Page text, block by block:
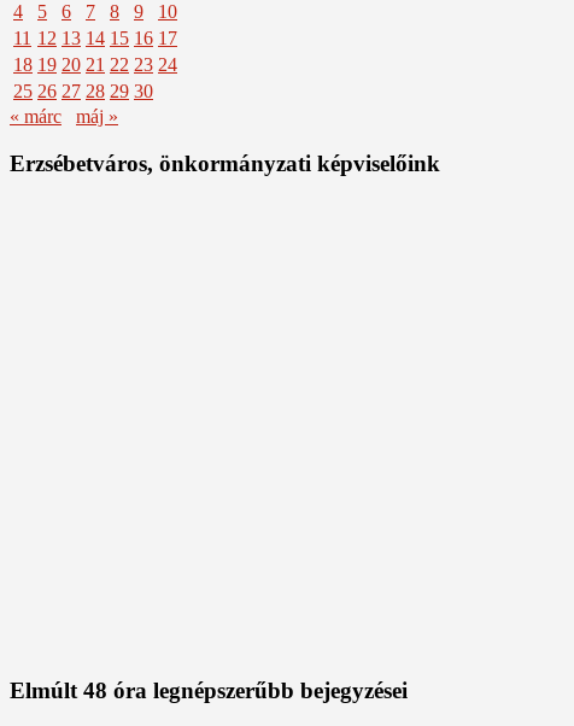
4
5 6 7 8 9
10
11 12 13 14 15 16 17
18 19 20 21 22 23 24
25 26 27 28 29 30
« márc
máj »
Erzsébetváros, önkormányzati képviselőink
Elmúlt 48 óra legnépszerűbb bejegyzései